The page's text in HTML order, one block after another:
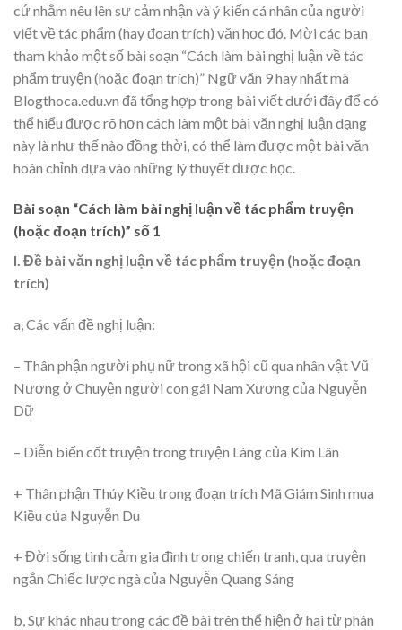
cứ nhằm nêu lên sư cảm nhận và ý kiến cá nhân của người
viết về tác phẩm (hay đoạn trích) văn học đó. Mời các bạn
tham khảo một số bài soạn “Cách làm bài nghị luận về tác
phẩm truyện (hoặc đoạn trích)” Ngữ văn 9 hay nhất mà
Blogthoca.edu.vn đã tổng hợp trong bài viết dưới đây để có
thể hiểu được rõ hơn cách làm một bài văn nghị luận dạng
này là như thế nào đồng thời, có thể làm được một bài văn
hoàn chỉnh dựa vào những lý thuyết được học.
Bài soạn “Cách làm bài nghị luận về tác phẩm truyện
(hoặc đoạn trích)” số 1
I. Đề bài văn nghị luận về tác phẩm truyện (hoặc đoạn
trích)
a, Các vấn đề nghị luận:
– Thân phận người phụ nữ trong xã hội cũ qua nhân vật Vũ
Nương ở Chuyện người con gái Nam Xương của Nguyễn
Dữ
– Diễn biến cốt truyện trong truyện Làng của Kim Lân
+ Thân phận Thúy Kiều trong đoạn trích Mã Giám Sinh mua
Kiều của Nguyễn Du
+ Đời sống tình cảm gia đình trong chiến tranh, qua truyện
ngắn Chiếc lược ngà của Nguyễn Quang Sáng
b, Sự khác nhau trong các đề bài trên thể hiện ở hai từ phân